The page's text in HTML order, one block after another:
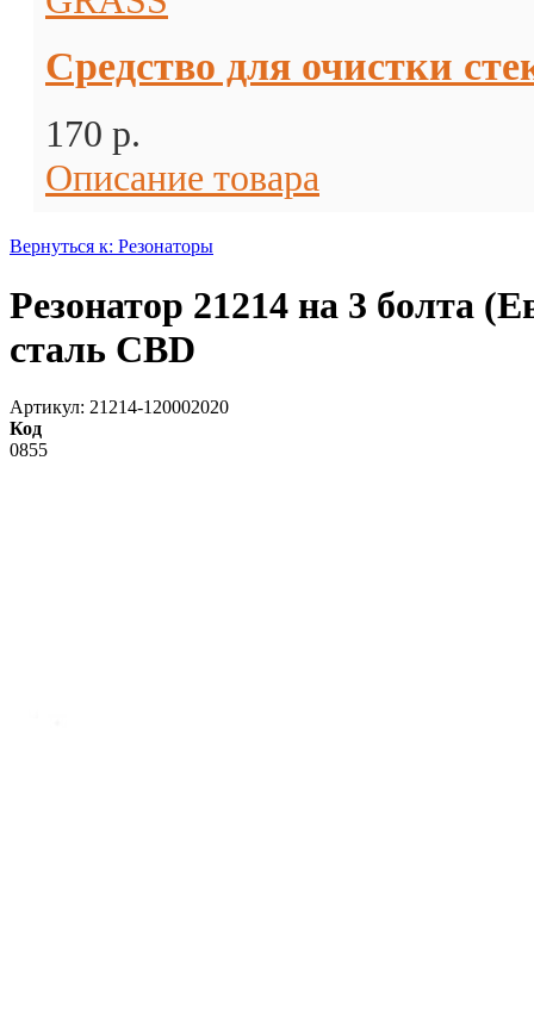
Средство для очистки
170 p.
Описание товара
Вернуться к: Резонаторы
Резонатор 21214 на 3 болта
сталь CBD
Артикул: 21214-120002020
Код
0855